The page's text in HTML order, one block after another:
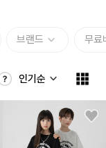
브랜드 무료
인기순